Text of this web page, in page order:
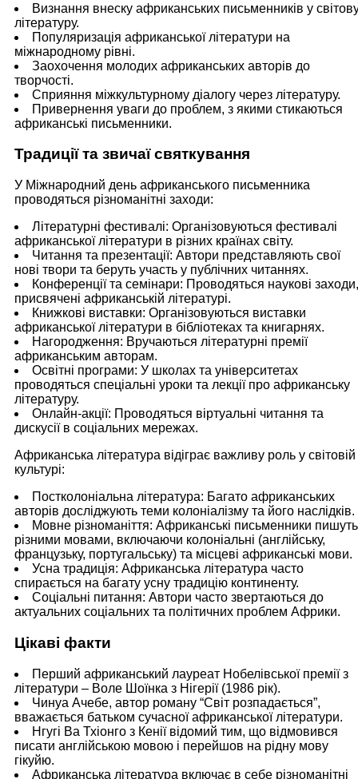
Визнання внеску африканських письменників у
літературу.
Популяризація африканської літератури на
міжнародному рівні.
Заохочення молодих африканських авторів до
творчості.
Сприяння міжкультурному діалогу через літературу.
Привернення уваги до проблем, з якими стикаються
африканські письменники.
Традиції та звичаї святкування
У Міжнародний день африканського письменника
проводяться різноманітні заходи:
Літературні фестивалі: Організовуються фестивалі
африканської літератури в різних країнах світу.
Читання та презентації: Автори представляють свої
нові твори та беруть участь у публічних читаннях.
Конференції та семінари: Проводяться наукові заходи,
присвячені африканській літературі.
Книжкові виставки: Організовуються виставки
африканської літератури в бібліотеках та книгарнях.
Нагородження: Вручаються літературні премії
африканським авторам.
Освітні програми: У школах та університетах
проводяться спеціальні уроки та лекції про африканську
літературу.
Онлайн-акції: Проводяться віртуальні читання та
дискусії в соціальних мережах.
Африканська література відіграє важливу роль у світовій
культурі:
Постколоніальна література: Багато африканських
авторів досліджують теми колоніалізму та його наслідків.
Мовне різноманіття: Африканські письменники пишуть
різними мовами, включаючи колоніальні (англійську,
французьку, португальську) та місцеві африканські мови.
Усна традиція: Африканська література часто
спирається на багату усну традицію континенту.
Соціальні питання: Автори часто звертаються до
актуальних соціальних та політичних проблем Африки.
Цікаві факти
Перший африканський лауреат Нобелівської премії з
літератури – Воле Шоїнка з Нігерії (1986 рік).
Чинуа Ачебе, автор роману “Світ розпадається”,
вважається батьком сучасної африканської літератури.
Нгугі Ва Тхіонго з Кенії відомий тим, що відмовився
писати англійською мовою і перейшов на рідну мову
гікуйю.
Африканська література включає в себе різноманітні